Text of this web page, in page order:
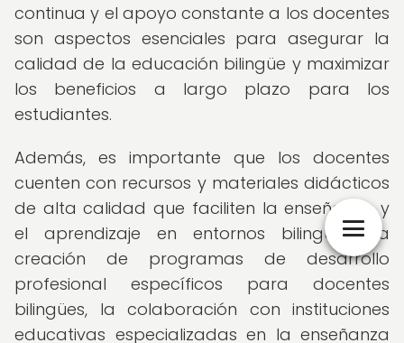
continua y el apoyo constante a los docentes
son aspectos esenciales para asegurar la
calidad de la educación bilingüe y maximizar
los beneficios a largo plazo para los
estudiantes.
Además, es importante que los docentes
cuenten con recursos y materiales didácticos
de alta calidad que faciliten la enseñanza y
el aprendizaje en entornos bilingües. La
creación de programas de desarrollo
profesional específicos para docentes
bilingües, la colaboración con instituciones
educativas especializadas en la enseñanza